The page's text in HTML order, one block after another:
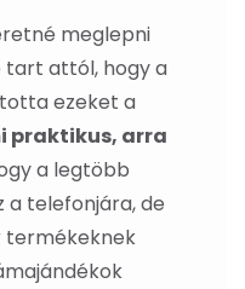
meglepni
tart attól, hogy a
ezeket a
praktikus, arra
a legtöbb
telefonjára, de
termékeknek